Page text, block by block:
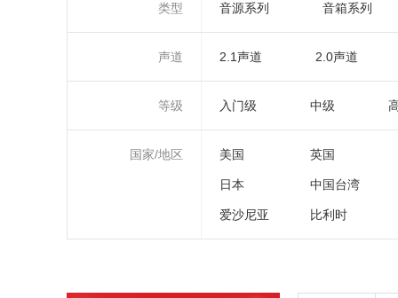
类型 音源系列 音箱系列
声道 2.1声道 2.0声道
等级 入门级 中级
国家/地区 美国 英国
日本 中国台湾
爱沙尼亚 比利时